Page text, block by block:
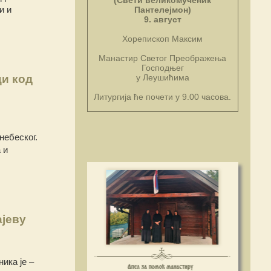
и
код
и
је –
Пантелејмон)
9. август
Хорепископ Максим
Манастир Светог Преображења
Господњег
у Леушићима
Литургија ће почети у 9.00 часова.